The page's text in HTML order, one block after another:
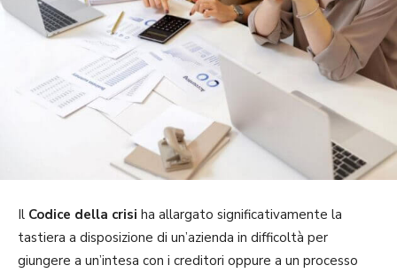
Il Codice della crisi ha allargato significativamente la
tastiera a disposizione di un’azienda in difficoltà per
giungere a un’intesa con i creditori oppure a un processo